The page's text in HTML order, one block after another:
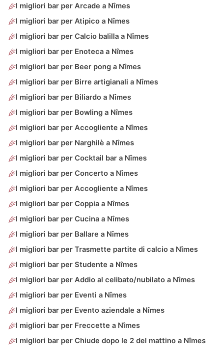
I migliori bar per Arcade a Nîmes
I migliori bar per Atipico a Nîmes
I migliori bar per Calcio balilla a Nîmes
I migliori bar per Enoteca a Nîmes
I migliori bar per Beer pong a Nîmes
I migliori bar per Birre artigianali a Nîmes
I migliori bar per Biliardo a Nîmes
I migliori bar per Bowling a Nîmes
I migliori bar per Accogliente a Nîmes
I migliori bar per Narghilè a Nîmes
I migliori bar per Cocktail bar a Nîmes
I migliori bar per Concerto a Nîmes
I migliori bar per Accogliente a Nîmes
I migliori bar per Coppia a Nîmes
I migliori bar per Cucina a Nîmes
I migliori bar per Ballare a Nîmes
I migliori bar per Trasmette partite di calcio a Nîmes
I migliori bar per Studente a Nîmes
I migliori bar per Addio al celibato/nubilato a Nîmes
I migliori bar per Eventi a Nîmes
I migliori bar per Evento aziendale a Nîmes
I migliori bar per Freccette a Nîmes
I migliori bar per Chiude dopo le 2 del mattino a Nîmes